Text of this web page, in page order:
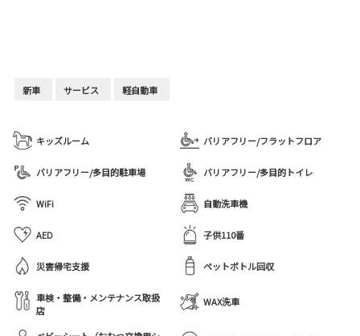
新車 サービス 軽自動車
キッズルーム バリアフリー/フラットフロア
バリアフリー/多目的駐車場 バリアフリー/多目的トイレ
WiFi 自動洗車機
AED 子供110番
災害帰宅支援 ペットボトル回収
車検・整備・メンテナンス取扱
店
WAX洗車